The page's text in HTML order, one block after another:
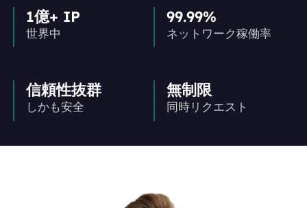
1億+ IP
世界中
99.99%
ネットワーク稼働率
信頼性抜群
しかも安全
無制限
同時リクエスト